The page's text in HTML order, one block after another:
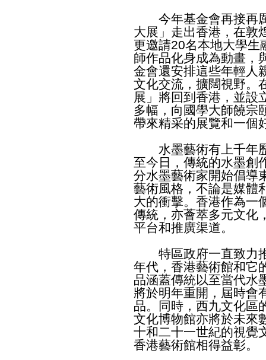
今年基金會再接再厲
大展」走出香港，在敦
更邀請20名本地大學生
師作品化身成為動畫，
金會還安排這些年輕人
文化交流，擴闊視野。
展」將回到香港，並設
多幅，向國學大師饒宗
帶來精采的展覽和一個
水墨藝術有上千年歷
至今日，傳統的水墨創
分水墨藝術家開始倡導
藝術風格，不論是媒體
大的衝擊。香港作為一
傳統，亦薈萃多元文化
平台和推廣渠道。
特區政府一直致力推
年代，香港藝術館和它
品涵蓋傳統以至當代水
將於明年重開，屆時會
品。同時，西九文化區
文化博物館亦將於未來
十和二十一世紀的視覺
香港藝術館相得益彰。